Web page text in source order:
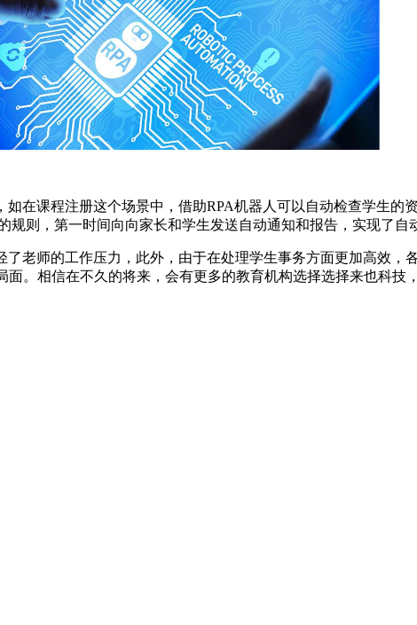
在课程注册这个场景中，借助RPA机器人可以自动检查学生的
则，第一时间向向家长和学生发送自动通知和报告，实现了自
老师的工作压力，此外，由于在处理学生事务方面更加高效，
。相信在不久的将来，会有更多的教育机构选择选择来也科技